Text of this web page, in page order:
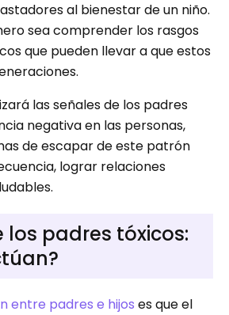
al bienestar de un niño.
sea comprender los rasgos
que pueden llevar a que estos
las señales de los padres
negativa en las personas,
de escapar de este patrón
lograr relaciones
los padres tóxicos:
entre padres e hijos es que el